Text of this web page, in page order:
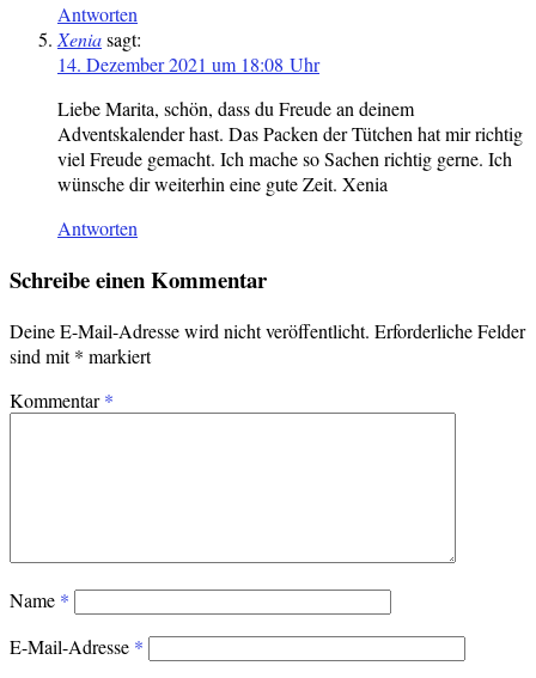
Antworten
Xeniasagt:
14. Dezember 2021 um 18:08 Uhr
Liebe Marita, schön, dass du Freude an deinem
Adventskalender hast. Das Packen der Tütchen hat mir richtig
viel Freude gemacht. Ich mache so Sachen richtig gerne. Ich
wünsche dir weiterhin eine gute Zeit. Xenia
Antworten
Schreibe einen Kommentar
Deine E-Mail-Adresse wird nicht veröffentlicht. Erforderliche Felder
sind mit* markiert
Kommentar*
Name *
E-Mail-Adresse *